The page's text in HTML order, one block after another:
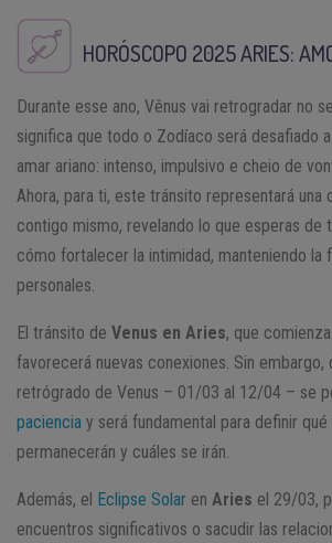
HORÓSCOPO 2025ARIES:
Durante esse ano, Vênus vai retrogradar no
significa que todo o Zodíaco será desafiado
amar ariano: intenso, impulsivo e cheio de
Ahora, para ti, este tránsito representará una
contigo mismo, revelando lo que esperas de
cómo fortalecer la intimidad, manteniendo la
personales.
El tránsito de Venus en Aries, que
favorecerá nuevas conexiones. Sin embargo,
retrógrado de Venus – 01/03 al 12/04 – se
paciencia y será fundamental para definir
permanecerán y cuáles se irán.
Además, el Eclipse Solar en Aries el 29/03,
encuentros significativos o sacudir las